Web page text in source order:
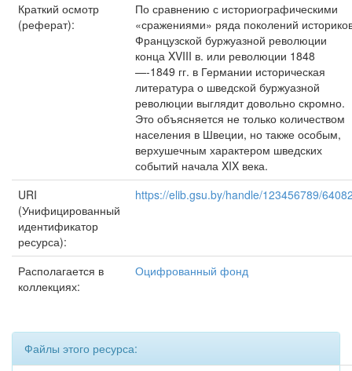
Краткий осмотр
(реферат):
По сравнению с историографическими
«сражениями» ряда поколений
Французской буржуазной революции
конца XVIII в. или революции 1848
—-1849 гг. в Германии историческая
литература о шведской буржуазной
революции выглядит довольно скромно.
Это объясняется не только количеством
населения в Швеции, но также особым,
верхушечным характером шведских
событий начала XIX века.
URI
(Унифицированный
идентификатор
ресурса):
https://elib.gsu.by/handle/123456789/
Располагается в
коллекциях:
Оцифрованный фонд
Файлы этого ресурса: